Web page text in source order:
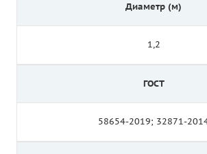
Диаметр (м)
1,2
ГОСТ
58654-2019; 32871-